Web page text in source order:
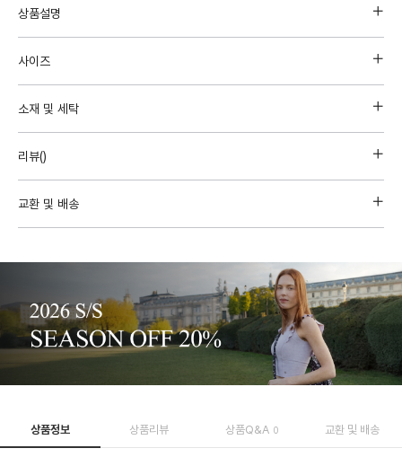
상품설명
사이즈
소재 및 세탁
리뷰()
교환 및 배송
상품정보 상품리뷰 상품Q&A 0 교환 및 배송